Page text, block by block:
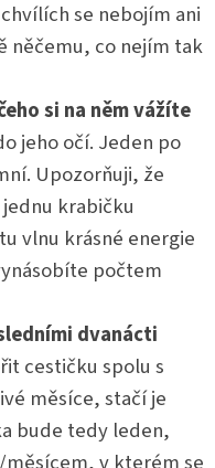
se nebojím ani
něčemu, co nejím tak
si na něm vážíte
jeho očí. Jeden po
Upozorňuji, že
krabičku
vlnu krásné energie
počtem
dvanácti
cestičku spolu s
měsíce, stačí je
bude tedy leden,